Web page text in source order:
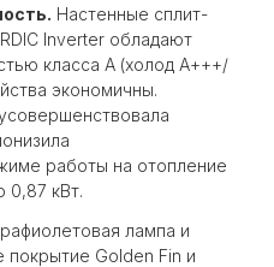
Настенные сплит-
Inverter обладают
класса А (холод А+++/
экономичны.
работы на отопление
0,87 кВт.
лампа и
покрытие Golden Fin и